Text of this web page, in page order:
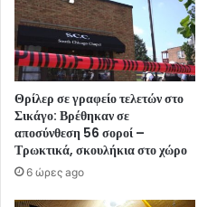
Θρίλερ σε γραφείο τελετών στο
Σικάγο: Βρέθηκαν σε
αποσύνθεση 56 σοροί –
Τρωκτικά, σκουλήκια στο χώρο
6 ώρες ago